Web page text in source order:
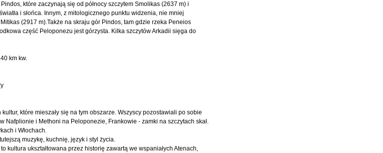
które zaczynają się od północy szczytem Smolikas (2637 m) i
i słońca. Innym, z mitologicznego punktu widzenia, nie mniej
(2917 m).Także na skraju gór Pindos, tam gdzie rzeka Peneios
część Peloponezu jest górzysta. Kilka szczytów Arkadii sięga do
km kw.
które mieszały się na tym obszarze. Wszyscy pozostawiali po sobie
Nafplionie i Methoni na Peloponezie, Frankowie - zamki na szczytach skał.
i Włochach.
muzykę, kuchnię, język i styl życia.
kultura ukształtowana przez historię zawartą we wspaniałych Atenach,